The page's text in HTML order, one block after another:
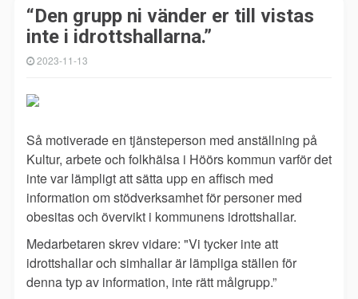
“Den grupp ni vänder er till vistas
inte i idrottshallarna.”
2023-11-13
Så motiverade en tjänsteperson med anställning på
Kultur, arbete och folkhälsa i Höörs kommun varför det
inte var lämpligt att sätta upp en affisch med
information om stödverksamhet för personer med
obesitas och övervikt i kommunens idrottshallar.
Medarbetaren skrev vidare: "Vi tycker inte att
idrottshallar och simhallar är lämpliga ställen för
denna typ av information, inte rätt målgrupp.”